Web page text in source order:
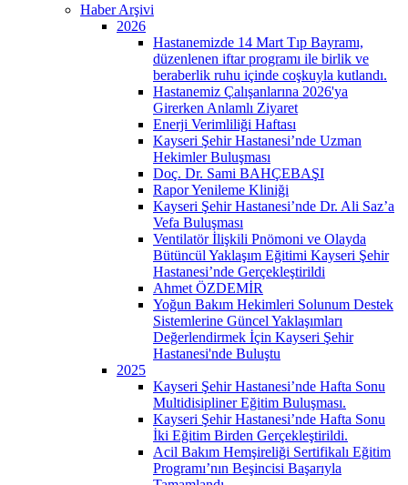
Haber Arşivi
2026
Hastanemizde 14 Mart Tıp Bayramı,
düzenlenen iftar programı ile birlik ve
beraberlik ruhu içinde coşkuyla kutlandı.
Hastanemiz Çalışanlarına 2026'ya
Girerken Anlamlı Ziyaret
Enerji Verimliliği Haftası
Kayseri Şehir Hastanesi’nde Uzman
Hekimler Buluşması
Doç. Dr. Sami BAHÇEBAŞI
Rapor Yenileme Kliniği
Kayseri Şehir Hastanesi’nde Dr. Ali Saz’a
Vefa Buluşması
Ventilatör İlişkili Pnömoni ve Olayda
Bütüncül Yaklaşım Eğitimi Kayseri Şehir
Hastanesi’nde Gerçekleştirildi
Ahmet ÖZDEMİR
Yoğun Bakım Hekimleri Solunum Destek
Sistemlerine Güncel Yaklaşımları
Değerlendirmek İçin Kayseri Şehir
Hastanesi'nde Buluştu
2025
Kayseri Şehir Hastanesi’nde Hafta Sonu
Multidisipliner Eğitim Buluşması.
Kayseri Şehir Hastanesi’nde Hafta Sonu
İki Eğitim Birden Gerçekleştirildi.
Acil Bakım Hemşireliği Sertifikalı Eğitim
Programı’nın Beşincisi Başarıyla